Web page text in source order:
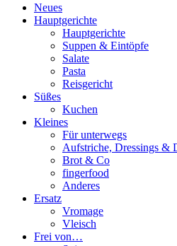
Neues
Hauptgerichte
Hauptgerichte
Suppen & Eintöpfe
Salate
Pasta
Reisgericht
Süßes
Kuchen
Kleines
Für unterwegs
Aufstriche, Dressings &
Brot & Co
fingerfood
Anderes
Ersatz
Vromage
Vleisch
Frei von…